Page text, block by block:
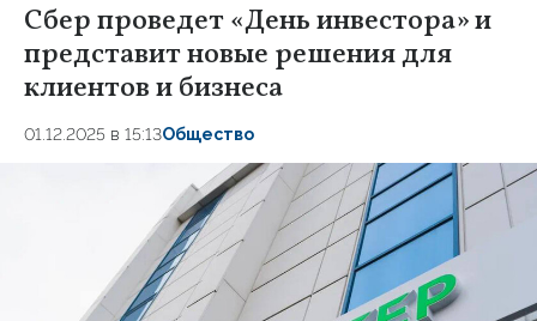
Сбер проведет «День инвестора» и
представит новые решения для
клиентов и бизнеса
01.12.2025 в 15:13Общество